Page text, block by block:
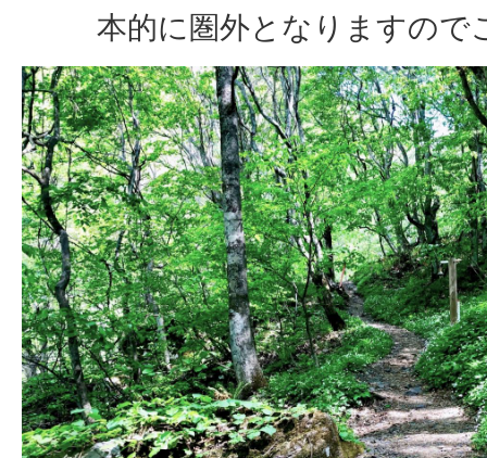
本的に圏外となりますので